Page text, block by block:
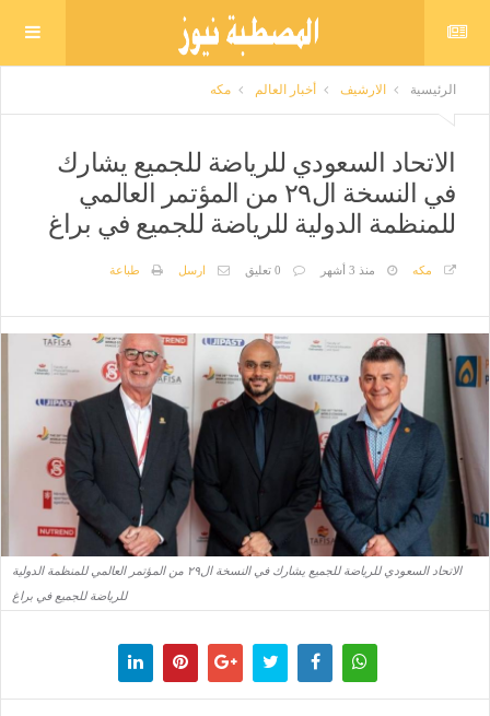
الرئيسية الارشيف أخبار العالم مكه
الاتحاد السعودي للرياضة للجميع يشارك
في النسخة ال٢٩ من المؤتمر العالمي
للمنظمة الدولية للرياضة للجميع في براغ
مكه منذ 3 أشهر 0 تعليق ارسل طباعة
الاتحاد السعودي للرياضة للجميع يشارك في النسخة ال٢٩ من المؤتمر العالمي للمنظمة الدولية
للرياضة للجميع في براغ